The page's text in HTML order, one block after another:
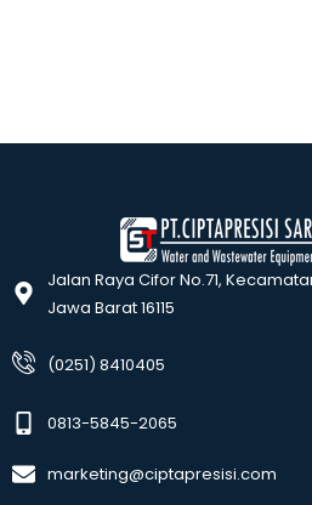
Jalan Raya Cifor No.71,
Jawa Barat 16115
(0251) 8410405
0813-5845-2065
marketing@ciptapresisi.com